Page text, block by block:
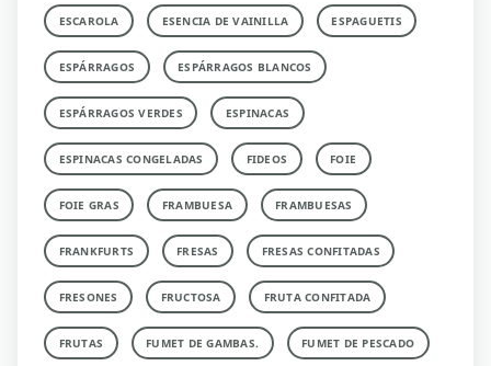
ESCAROLA ESENCIA DE VAINILLA ESPAGUETIS
ESPÁRRAGOS ESPÁRRAGOS BLANCOS
ESPÁRRAGOS VERDES ESPINACAS
ESPINACAS CONGELADAS FIDEOS FOIE
FOIE GRAS FRAMBUESA FRAMBUESAS
FRANKFURTS FRESAS FRESAS CONFITADAS
FRESONES FRUCTOSA FRUTA CONFITADA
FRUTAS FUMET DE GAMBAS. FUMET DE PESCADO